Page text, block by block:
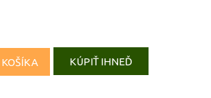
KÚPIŤ IHNEĎ